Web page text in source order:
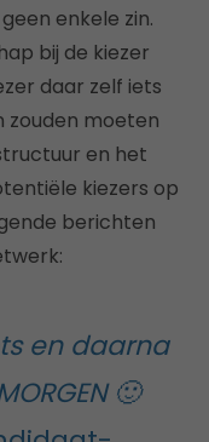
enkele zin.
bij de kiezer
daar zelf iets
zouden moeten
en het
kiezers op
berichten
en daarna
🙂